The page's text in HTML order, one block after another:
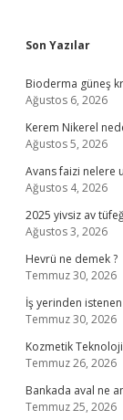
Son Yazılar
Bioderma güneş
Ağustos 6, 2026
Kerem Nikerel
Ağustos 5, 2026
Avans faizi nelere
Ağustos 4, 2026
2025 yivsiz av
Ağustos 3, 2026
Hevrü ne demek ?
Temmuz 30, 2026
İş yerinden istenen
Temmuz 30, 2026
Kozmetik
Temmuz 26, 2026
Bankada aval ne
Temmuz 25, 2026